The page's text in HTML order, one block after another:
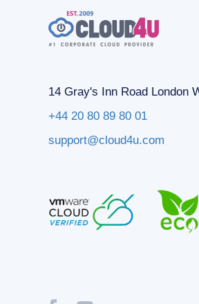
14 Gray's Inn Road London
+44 20 80 89 80 01
support@cloud4u.com